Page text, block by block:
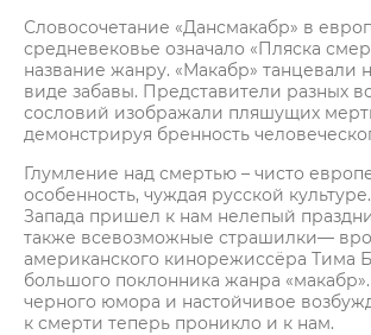
Словосочетание «Дансмакабр» в
средневековье означало «Пляска
название жанру. «Макабр» танцевали
виде забавы. Представители разных
сословий изображали пляшущих
демонстрируя бренность
Глумление над смертью – чисто
особенность, чуждая русской
Запада пришел к нам нелепый
также всевозможные страшилки—
американского кинорежиссёра Тима
большого поклонника жанра
черного юмора и настойчивое
к смерти теперь проникло и к нам.